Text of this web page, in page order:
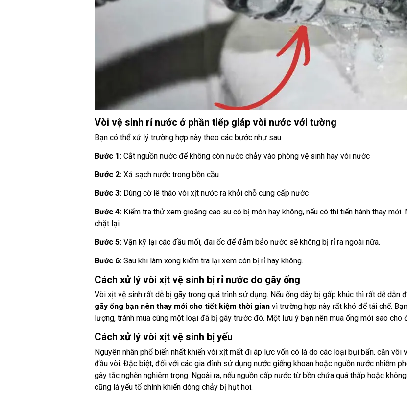
Vòi vệ sinh rỉ nước ở phần tiếp giáp vòi nước với tường
Bạn có thể xử lý trường hợp này theo các bước như sau
Bước 1:Cắt nguồn nước để không còn nước chảy vào phòng vệ sinh hay vòi nước
Bước 2:Xả sạch nước trong bồn cầu
Bước 3:Dùng cờ lê tháo vòi xịt nước ra khỏi chỗ cung cấp nước
Bước 4:Kiểm tra thử xem gioăng cao su có bị mòn hay không, nếu có thì tiến hành thay
chặt lại.
Bước 5:Vặn kỹ lại các đầu mối, đai ốc để đảm bảo nước sẽ không bị rỉ ra ngoài nữa.
Bước 6:Sau khi làm xong kiểm tra lại xem còn bị rỉ hay không.
Cách xử lý vòi xịt vệ sinh bị rỉ nước do gãy ống
Vòi xịt vệ sinh rất dễ bị gãy trong quá trình sử dụng. Nếu ống dây bị gấp khúc thì rất dễ dẫn
gãy ống bạn nên thay mới cho tiết kiệm thời gianvì trường hợp này rất khó để tái chế.
lượng, tránh mua cùng một loại đã bị gãy trước đó. Một lưu ý bạn nên mua ống mới sao cho
Cách xử lý vòi xịt vệ sinh bị yếu
Nguyên nhân phổ biến nhất khiến vòi xịt mất đi áp lực vốn có là do các loại bụi bẩn, cặn
đầu vòi. Đặc biệt, đối với các gia đình sử dụng nước giếng khoan hoặc nguồn nước nhiễm
gây tắc nghẽn nghiêm trọng. Ngoài ra, nếu nguồn cấp nước từ bồn chứa quá thấp hoặc
cũng là yếu tố chính khiến dòng chảy bị hụt hơi.